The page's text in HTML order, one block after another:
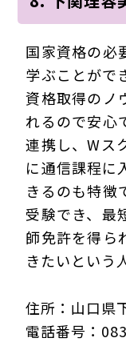
国家資格の必
学ぶことがで
資格取得のノ
れるので安心
連携し、Wス
に通信課程に
きるのも特徴
受験でき、最
師免許を得ら
きたいという
住所：山口県
電話番号：